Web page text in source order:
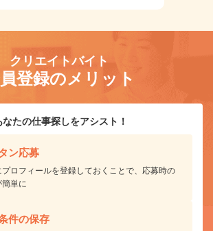
クリエイトバイト
登録のメリット
たの仕事探しをアシスト！
ン応募
プロフィールを登録しておくことで、応募時の
簡単に
件の保存